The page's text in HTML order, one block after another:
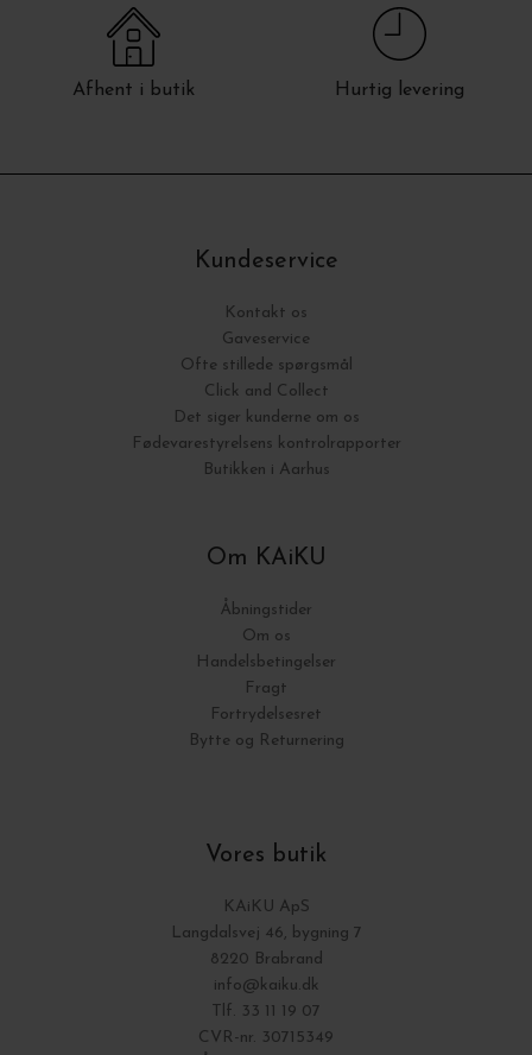
Afhent i butik Hurtig levering
Kundeservice
Kontakt os
Gaveservice
Ofte stillede spørgsmål
Click and Collect
Det siger kunderne om os
Fødevarestyrelsens kontrolrapporter
Butikken i Aarhus
Om KAiKU
Åbningstider
Om os
Handelsbetingelser
Fragt
Fortrydelsesret
Bytte og Returnering
Vores butik
KAiKU ApS
Langdalsvej 46, bygning 7
8220 Brabrand
info@kaiku.dk
Tlf. 33 11 19 07
CVR-nr. 30715349